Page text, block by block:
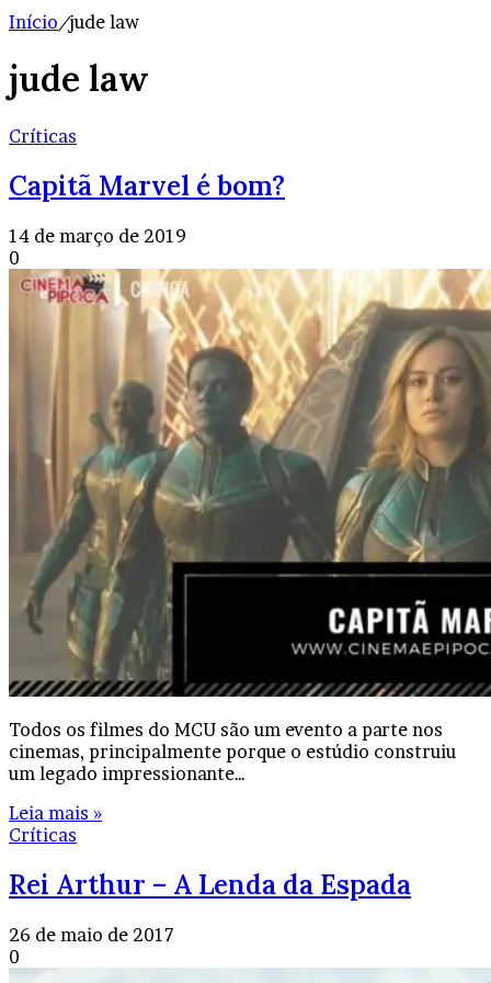
Início/jude law
jude law
Críticas
Capitã Marvel é bom?
14 de março de 2019
0
Todos os filmes do MCU são um evento a parte nos
cinemas, principalmente porque o estúdio construiu
um legado impressionante…
Leia mais »
Críticas
Rei Arthur – A Lenda da Espada
26 de maio de 2017
0